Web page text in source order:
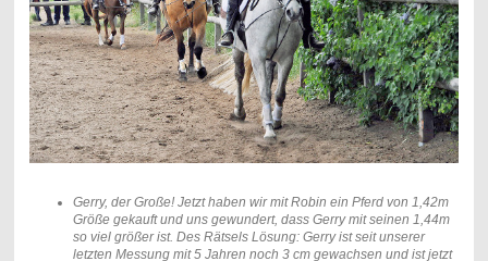
Gerry, der Große! Jetzt haben wir mit Robin ein Pferd von 1,42m
Größe gekauft und uns gewundert, dass Gerry mit seinen 1,44m
so viel größer ist. Des Rätsels Lösung: Gerry ist seit unserer
letzten Messung mit 5 Jahren noch 3 cm gewachsen und ist jetzt